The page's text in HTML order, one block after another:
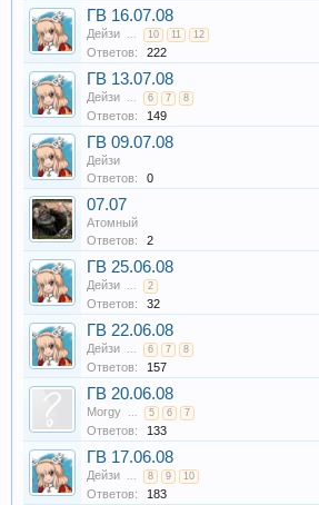
ГВ 16.07.08
Дейзи ... 10 11 12
Ответов: 222
ГВ 13.07.08
Дейзи ... 6 7 8
Ответов: 149
ГВ 09.07.08
Дейзи
Ответов:
0
07.07
Атомный
Ответов:
2
ГВ 25.06.08
Дейзи ... 2
Ответов: 32
ГВ 22.06.08
Дейзи ... 6 7 8
Ответов: 157
ГВ 20.06.08
Morgy ... 5 6 7
Ответов: 133
ГВ 17.06.08
Дейзи ... 8 9 10
Ответов: 183